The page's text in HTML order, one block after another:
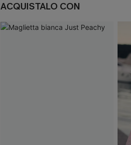
ACQUISTALO CON